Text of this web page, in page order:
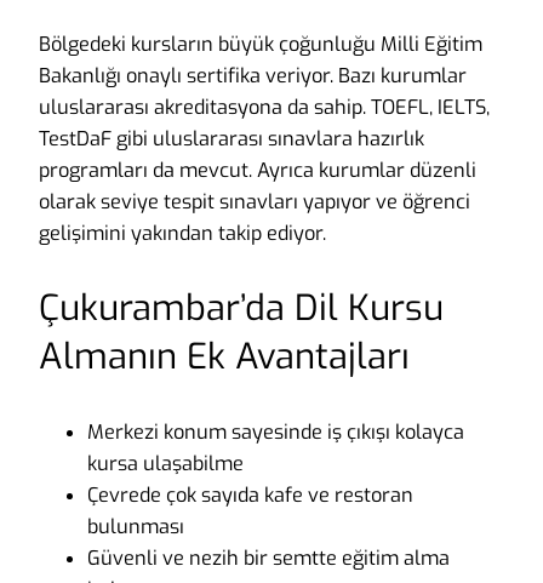
Bölgedeki kursların büyük çoğunluğu Milli Eğitim
Bakanlığı onaylı sertifika veriyor. Bazı kurumlar
uluslararası akreditasyona da sahip. TOEFL, IELTS,
TestDaF gibi uluslararası sınavlara hazırlık
programları da mevcut. Ayrıca kurumlar düzenli
olarak seviye tespit sınavları yapıyor ve öğrenci
gelişimini yakından takip ediyor.
Çukurambar’da Dil Kursu
Almanın Ek Avantajları
Merkezi konum sayesinde iş çıkışı kolayca
kursa ulaşabilme
Çevrede çok sayıda kafe ve restoran
bulunması
Güvenli ve nezih bir semtte eğitim alma